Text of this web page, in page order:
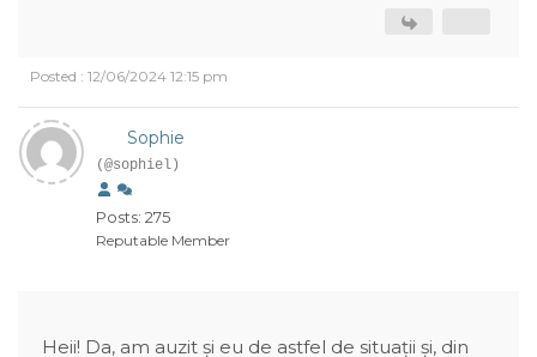
Posted : 12/06/2024 12:15 pm
Sophie
(@sophiel)
Posts: 275
Reputable Member
Heii! Da, am auzit și eu de astfel de situații și, din